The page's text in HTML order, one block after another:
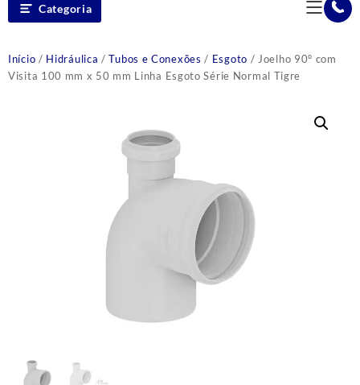
Categoria
Início / Hidráulica /Tubos e Conexões / Esgoto / Joelho 90° com
Visita 100 mm x 50 mm Linha Esgoto Série Normal Tigre